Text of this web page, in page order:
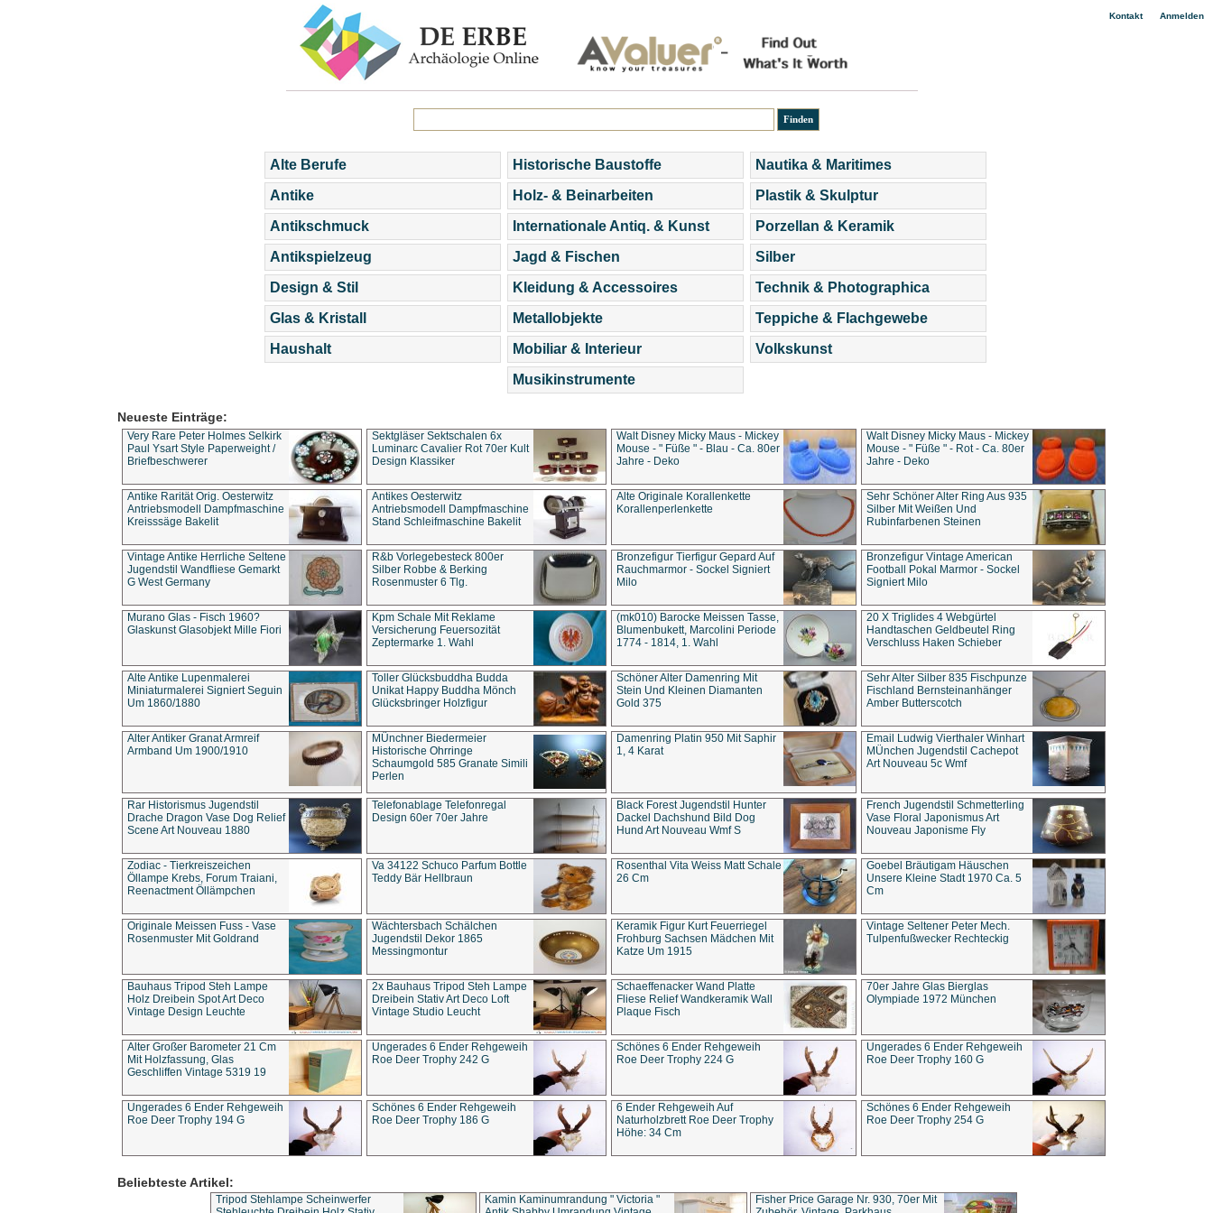
Kontakt| Anmelden
Alte Berufe
Antike
Antikschmuck
Antikspielzeug
Design & Stil
Glas & Kristall
Haushalt
Historische Baustoffe
Holz- & Beinarbeiten
Internationale Antiq. & Kunst
Jagd & Fischen
Kleidung & Accessoires
Metallobjekte
Mobiliar & Interieur
Musikinstrumente
Nautika & Maritimes
Plastik & Skulptur
Porzellan & Keramik
Silber
Technik & Photographica
Teppiche & Flachgewebe
Volkskunst
Neueste Einträge:
Very Rare Peter Holmes Selkirk
Paul Ysart Style Paperweight /
Briefbeschwerer
Sektgläser Sektschalen 6x
Luminarc Cavalier Rot 70er Kult
Design Klassiker
Walt Disney Micky Maus - Mickey
Mouse - " Füße " - Blau - Ca. 80er
Jahre - Deko
Walt Disney Micky Maus - Mickey
Mouse - " Füße " - Rot - Ca. 80er
Jahre - Deko
Antike Rarität Orig. Oesterwitz
Antriebsmodell Dampfmaschine
Kreisssäge Bakelit
Antikes Oesterwitz
Antriebsmodell Dampfmaschine
Stand Schleifmaschine Bakelit
Alte Originale Korallenkette
Korallenperlenkette
Sehr Schöner Alter Ring Aus 935
Silber Mit Weißen Und
Rubinfarbenen Steinen
Vintage Antike Herrliche Seltene
Jugendstil Wandfliese Gemarkt
G West Germany
R&b Vorlegebesteck 800er
Silber Robbe & Berking
Rosenmuster 6 Tlg.
Bronzefigur Tierfigur Gepard Auf
Rauchmarmor - Sockel Signiert
Milo
Bronzefigur Vintage American
Football Pokal Marmor - Sockel
Signiert Milo
Murano Glas - Fisch 1960?
Glaskunst Glasobjekt Mille Fiori
Kpm Schale Mit Reklame
Versicherung Feuersozität
Zeptermarke 1. Wahl
(mk010) Barocke Meissen Tasse,
Blumenbukett, Marcolini Periode
1774 - 1814, 1. Wahl
20 X Triglides 4 Webgürtel
Handtaschen Geldbeutel Ring
Verschluss Haken Schieber
Alte Antike Lupenmalerei
Miniaturmalerei Signiert Seguin
Um 1860/1880
Toller Glücksbuddha Budda
Unikat Happy Buddha Mönch
Glücksbringer Holzfigur
Schöner Alter Damenring Mit
Stein Und Kleinen Diamanten
Gold 375
Sehr Alter Silber 835 Fischpunze
Fischland Bernsteinanhänger
Amber Butterscotch
Alter Antiker Granat Armreif
Armband Um 1900/1910
MÜnchner Biedermeier
Historische Ohrringe
Schaumgold 585 Granate Simili
Perlen
Damenring Platin 950 Mit Saphir
1, 4 Karat
Email Ludwig Vierthaler Winhart
MÜnchen Jugendstil Cachepot
Art Nouveau 5c Wmf
Rar Historismus Jugendstil
Drache Dragon Vase Dog Relief
Scene Art Nouveau 1880
Telefonablage Telefonregal
Design 60er 70er Jahre
Black Forest Jugendstil Hunter
Dackel Dachshund Bild Dog
Hund Art Nouveau Wmf S
French Jugendstil Schmetterling
Vase Floral Japonismus Art
Nouveau Japonisme Fly
Zodiac - Tierkreiszeichen
Öllampe Krebs, Forum Traiani,
Reenactment Öllämpchen
Va 34122 Schuco Parfum Bottle
Teddy Bär Hellbraun
Rosenthal Vita Weiss Matt Schale
26 Cm
Goebel Bräutigam Häuschen
Unsere Kleine Stadt 1970 Ca. 5
Cm
Originale Meissen Fuss - Vase
Rosenmuster Mit Goldrand
Wächtersbach Schälchen
Jugendstil Dekor 1865
Messingmontur
Keramik Figur Kurt Feuerriegel
Frohburg Sachsen Mädchen Mit
Katze Um 1915
Vintage Seltener Peter Mech.
Tulpenfußwecker Rechteckig
Bauhaus Tripod Steh Lampe
Holz Dreibein Spot Art Deco
Vintage Design Leuchte
2x Bauhaus Tripod Steh Lampe
Dreibein Stativ Art Deco Loft
Vintage Studio Leucht
Schaeffenacker Wand Platte
Fliese Relief Wandkeramik Wall
Plaque Fisch
70er Jahre Glas Bierglas
Olympiade 1972 München
Alter Großer Barometer 21 Cm
Mit Holzfassung, Glas
Geschliffen Vintage 5319 19
Ungerades 6 Ender Rehgeweih
Roe Deer Trophy 242 G
Schönes 6 Ender Rehgeweih
Roe Deer Trophy 224 G
Ungerades 6 Ender Rehgeweih
Roe Deer Trophy 160 G
Ungerades 6 Ender Rehgeweih
Roe Deer Trophy 194 G
Schönes 6 Ender Rehgeweih
Roe Deer Trophy 186 G
6 Ender Rehgeweih Auf
Naturholzbrett Roe Deer Trophy
Höhe: 34 Cm
Schönes 6 Ender Rehgeweih
Roe Deer Trophy 254 G
Beliebteste Artikel:
Tripod Stehlampe Scheinwerfer
Kamin Kaminumrandung " Victoria "
Fisher Price Garage Nr. 930, 70er Mit